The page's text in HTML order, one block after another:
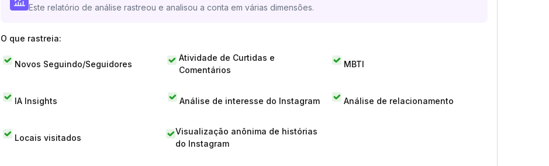
Este relatório de análise rastreou e analisou a conta em várias dimensões.
O que rastreia:
Novos Seguindo/Seguidores
Atividade de Curtidas e
Comentários
MBTI
IA Insights Análise de interesse do Instagram Análise de relacionamento
Locais visitados
Visualização anônima de histórias
do Instagram